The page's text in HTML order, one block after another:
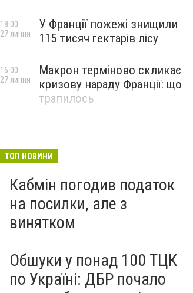
У Франції пожежі знищили
115 тисяч гектарів лісу
18:00
27 липня
Макрон терміново скликає
кризову нараду Франції: що
трапилось
16:00
27 липня
ТОП НОВИНИ
Кабмін погодив податок
на посилки, але з
винятком
Обшуки у понад 100 ТЦК
по Україні: ДБР почало